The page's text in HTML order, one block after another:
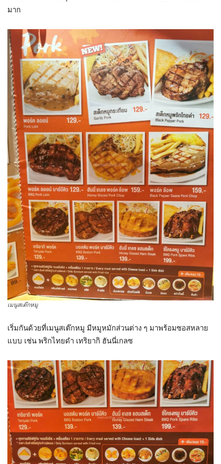
มาก
เมนูสเต๊กหมู
เริ่มกันด้วยที่เมนูสเต๊กหมู มีหมูหมักส่วนต่าง ๆ มาพร้อมซอสหลาย
แบบ เช่น พริกไทยดำ เทริยากิ ฮันนี่เกลซ